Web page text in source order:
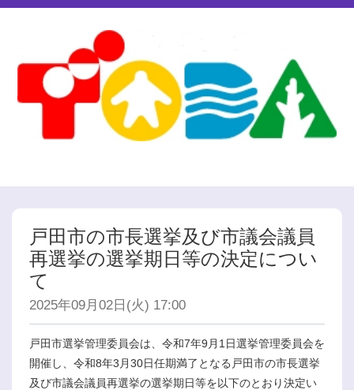
戸田市の市長選挙及び市議会議員
再選挙の選挙期日等の決定につい
て
2025年09月02日(火) 17:00
戸田市選挙管理委員会は、令和7年9月1日選挙管理委員会を
開催し、令和8年3月30日任期満了となる戸田市の市長選挙
及び市議会議員再選挙の選挙期日等を以下のとおり決定い